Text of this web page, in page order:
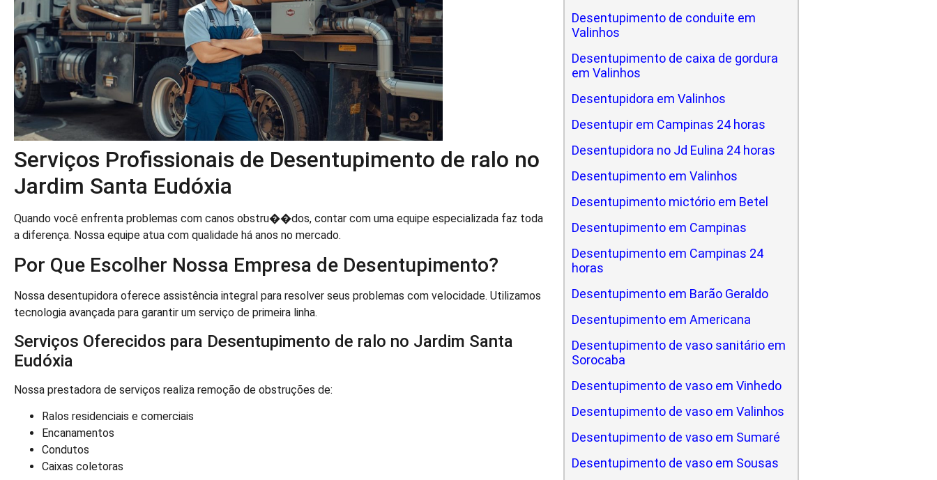
Serviços Profissionais de Desentupimento de ralo no
Jardim Santa Eudóxia
Quando você enfrenta problemas com canos obstru��dos, contar com uma equipe especializada faz toda
a diferença. Nossa equipe atua com qualidade há anos no mercado.
Por Que Escolher Nossa Empresa de Desentupimento?
Nossa desentupidora oferece assistência integral para resolver seus problemas com velocidade. Utilizamos
tecnologia avançada para garantir um serviço de primeira linha.
Serviços Oferecidos para Desentupimento de ralo no Jardim Santa
Eudóxia
Nossa prestadora de serviços realiza remoção de obstruções de:
Ralos residenciais e comerciais
Encanamentos
Condutos
Caixas coletoras
Desentupimento de conduite em
Valinhos
Desentupimento de caixa de gordura
em Valinhos
Desentupidora em Valinhos
Desentupir em Campinas 24 horas
Desentupidora no Jd Eulina 24 horas
Desentupimento em Valinhos
Desentupimento mictório em Betel
Desentupimento em Campinas
Desentupimento em Campinas 24
horas
Desentupimento em Barão Geraldo
Desentupimento em Americana
Desentupimento de vaso sanitário em
Sorocaba
Desentupimento de vaso em Vinhedo
Desentupimento de vaso em Valinhos
Desentupimento de vaso em Sumaré
Desentupimento de vaso em Sousas